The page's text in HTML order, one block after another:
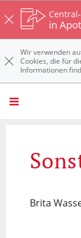
in
Wir verwenden
Cookies, die für
Informationen
Brita